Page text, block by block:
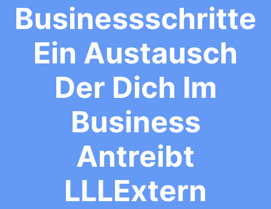
Businessschritte
Ein Austausch
Der Dich Im
Business
Antreibt
LLLExtern